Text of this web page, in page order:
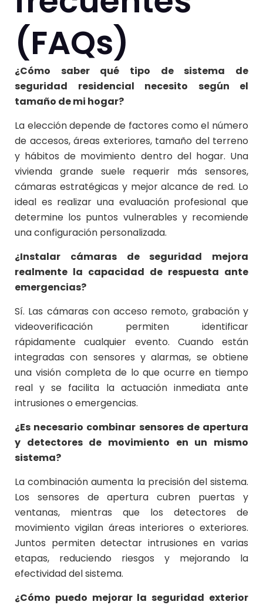
(FAQs)
¿Cómo saber qué tipo de sistema de
seguridad residencial necesito según el
tamaño de mi hogar?
La elección depende de factores como el número
de accesos, áreas exteriores, tamaño del terreno
y hábitos de movimiento dentro del hogar. Una
vivienda grande suele requerir más sensores,
cámaras estratégicas y mejor alcance de red. Lo
ideal es realizar una evaluación profesional que
determine los puntos vulnerables y recomiende
una configuración personalizada.
¿Instalar cámaras de seguridad mejora
realmente la capacidad de respuesta ante
emergencias?
Sí. Las cámaras con acceso remoto, grabación y
videoverificación permiten identificar
rápidamente cualquier evento. Cuando están
integradas con sensores y alarmas, se obtiene
una visión completa de lo que ocurre en tiempo
real y se facilita la actuación inmediata ante
intrusiones o emergencias.
¿Es necesario combinar sensores de apertura
y detectores de movimiento en un mismo
sistema?
La combinación aumenta la precisión del sistema.
Los sensores de apertura cubren puertas y
ventanas, mientras que los detectores de
movimiento vigilan áreas interiores o exteriores.
Juntos permiten detectar intrusiones en varias
etapas, reduciendo riesgos y mejorando la
efectividad del sistema.
¿Cómo puedo mejorar la seguridad exterior